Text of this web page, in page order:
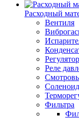
Расходный
Вентиля
Реле
Фильтра